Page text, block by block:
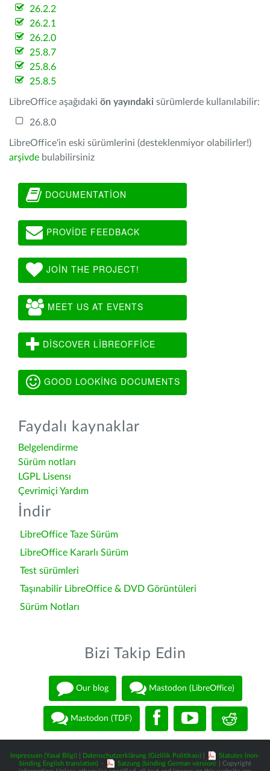
26.2.2
26.2.1
26.2.0
25.8.7
25.8.6
25.8.5
LibreOffice aşağıdaki ön yayındaki sürümlerde kullanılabilir:
26.8.0
LibreOffice'in eski sürümlerini (desteklenmiyor olabilirler!)
arşivde bulabilirsiniz
DOCUMENTATION
PROVIDE FEEDBACK
JOIN THE PROJECT!
MEET US AT EVENTS
DISCOVER LIBREOFFICE
GOOD LOOKING DOCUMENTS
Faydalı kaynaklar
Belgelendirme
Sürüm notları
LGPL Lisensı
Çevrimiçi Yardım
İndir
LibreOffice Taze Sürüm
LibreOffice Kararlı Sürüm
Test sürümleri
Taşınabilir LibreOffice & DVD Görüntüleri
Sürüm Notları
Bizi Takip Edin
Our blog Mastodon (LibreOffice)
Mastodon (TDF)
Impressum (Yasal Bilgi) Datenschutzerklärung (Gizlilik Politikası)
Statutes (non-
binding English translation) - Satzung (binding German version)
| Copyright